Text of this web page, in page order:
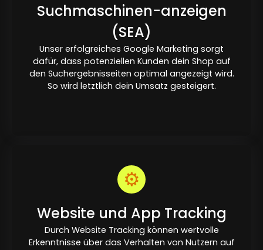
Suchmaschinen-anzeigen
(SEA)
Unser erfolgreiches Google Marketing sorgt
dafür, dass potenziellen Kunden dein Shop auf
den Suchergebnisseiten optimal angezeigt wird.
So wird letztlich dein Umsatz gesteigert.
⚙️
Website und App Tracking
Durch Website Tracking können wertvolle
Erkenntnisse über das Verhalten von Nutzern auf